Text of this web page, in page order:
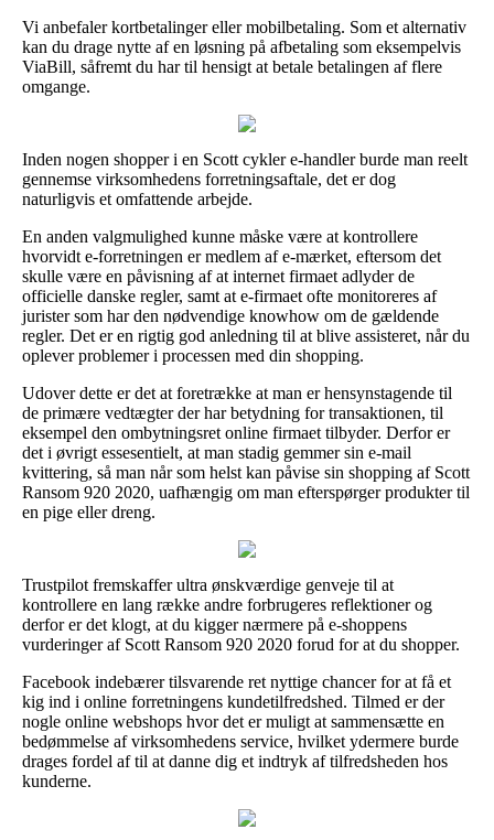
Vi anbefaler kortbetalinger eller mobilbetaling. Som et alternativ
kan du drage nytte af en løsning på afbetaling som eksempelvis
ViaBill, såfremt du har til hensigt at betale betalingen af flere
omgange.
Inden nogen shopper i en Scott cykler e-handler burde man reelt
gennemse virksomhedens forretningsaftale, det er dog
naturligvis et omfattende arbejde.
En anden valgmulighed kunne måske være at kontrollere
hvorvidt e-forretningen er medlem af e-mærket, eftersom det
skulle være en påvisning af at internet firmaet adlyder de
officielle danske regler, samt at e-firmaet ofte monitoreres af
jurister som har den nødvendige knowhow om de gældende
regler. Det er en rigtig god anledning til at blive assisteret, når du
oplever problemer i processen med din shopping.
Udover dette er det at foretrække at man er hensynstagende til
de primære vedtægter der har betydning for transaktionen, til
eksempel den ombytningsret online firmaet tilbyder. Derfor er
det i øvrigt essesentielt, at man stadig gemmer sin e-mail
kvittering, så man når som helst kan påvise sin shopping af Scott
Ransom 920 2020, uafhængig om man efterspørger produkter til
en pige eller dreng.
Trustpilot fremskaffer ultra ønskværdige genveje til at
kontrollere en lang række andre forbrugeres reflektioner og
derfor er det klogt, at du kigger nærmere på e-shoppens
vurderinger af Scott Ransom 920 2020 forud for at du shopper.
Facebook indebærer tilsvarende ret nyttige chancer for at få et
kig ind i online forretningens kundetilfredshed. Tilmed er der
nogle online webshops hvor det er muligt at sammensætte en
bedømmelse af virksomhedens service, hvilket ydermere burde
drages fordel af til at danne dig et indtryk af tilfredsheden hos
kunderne.